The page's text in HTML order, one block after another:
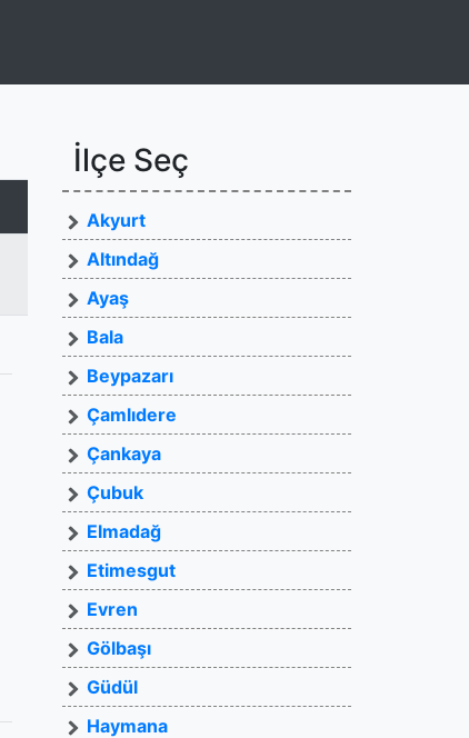
İlçe Seç
Akyurt
Altındağ
Ayaş
Bala
Beypazarı
Çamlıdere
Çankaya
Çubuk
Elmadağ
Etimesgut
Evren
Gölbaşı
Güdül
Haymana